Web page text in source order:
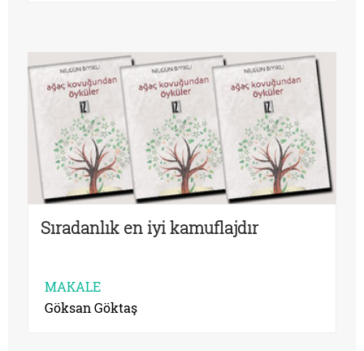
Sıradanlık en iyi kamuflajdır
MAKALE
Göksan Göktaş